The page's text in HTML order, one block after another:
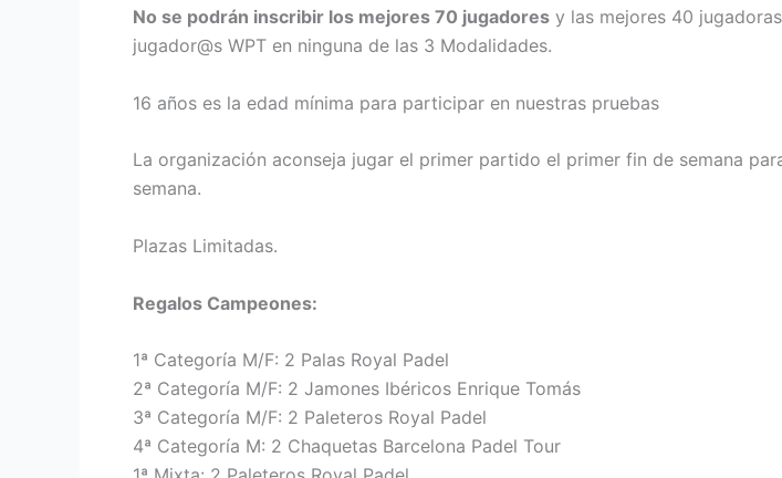
No se podrán inscribir los mejores 70 jugadores y las mejores 40
jugador@s WPT en ninguna de las 3 Modalidades.
16 años es la edad mínima para participar en nuestras pruebas
La organización aconseja jugar el primer partido el primer fin de semana
semana.
Plazas Limitadas.
Regalos Campeones:
1ª Categoría M/F: 2 Palas Royal Padel
2ª Categoría M/F: 2 Jamones Ibéricos Enrique Tomás
3ª Categoría M/F: 2 Paleteros Royal Padel
4ª Categoría M: 2 Chaquetas Barcelona Padel Tour